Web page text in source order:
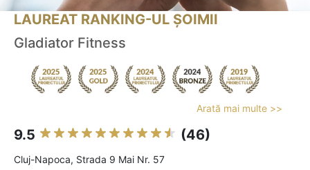
LAUREAT RANKING-UL ȘOIMII
Gladiator Fitness
Arată mai multe >>
9.5 (46)
Cluj-Napoca, Strada 9 Mai Nr. 57